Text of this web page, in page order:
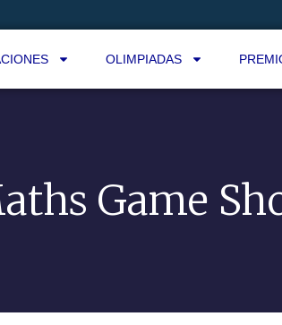
OLIMPIADAS
Game